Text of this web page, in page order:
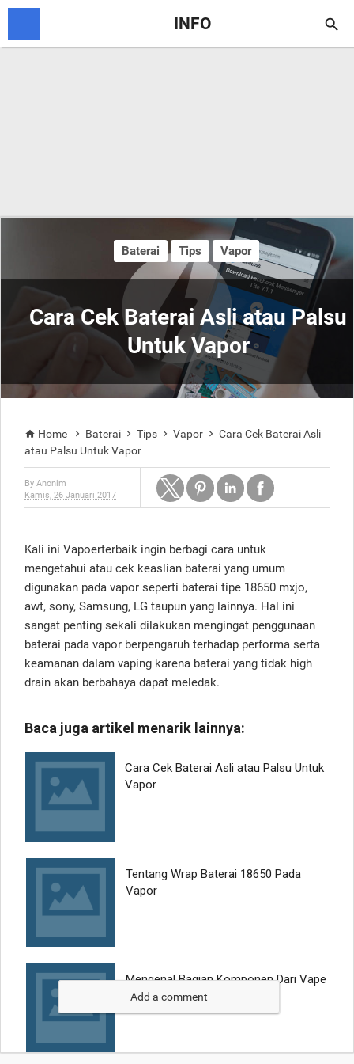
INFO 
Cara Cek Baterai Asli atau Palsu
Untuk Vapor
Baterai Tips Vapor
 Home  Baterai  Tips  Vapor  Cara Cek Baterai Asli
atau Palsu Untuk Vapor
By Anonim
Kamis, 26 Januari 2017
Kali ini Vapoerterbaik ingin berbagi cara untuk
mengetahui atau cek keaslian baterai yang umum
digunakan pada vapor seperti baterai tipe 18650 mxjo,
awt, sony, Samsung, LG taupun yang lainnya. Hal ini
sangat penting sekali dilakukan mengingat penggunaan
baterai pada vapor berpengaruh terhadap performa serta
keamanan dalam vaping karena baterai yang tidak high
drain akan berbahaya dapat meledak.
Add a comment